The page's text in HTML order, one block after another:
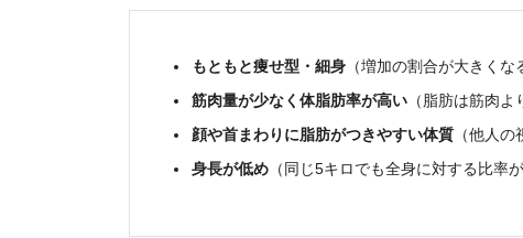
もともと痩せ型・細身 （増加の割合が大きくな
筋肉量が少なく体脂肪率が高い （脂肪は筋肉
顔や首まわりに脂肪がつきやすい体質 （他人の
身長が低め （同じ5キロでも全身に対する比率が